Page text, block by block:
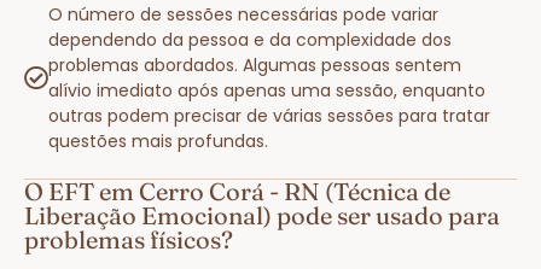
O número de sessões necessárias pode variar
dependendo da pessoa e da complexidade dos
problemas abordados. Algumas pessoas sentem
alívio imediato após apenas uma sessão, enquanto
outras podem precisar de várias sessões para tratar
questões mais profundas.
O EFT em Cerro Corá - RN (Técnica de
Liberação Emocional) pode ser usado para
problemas físicos?